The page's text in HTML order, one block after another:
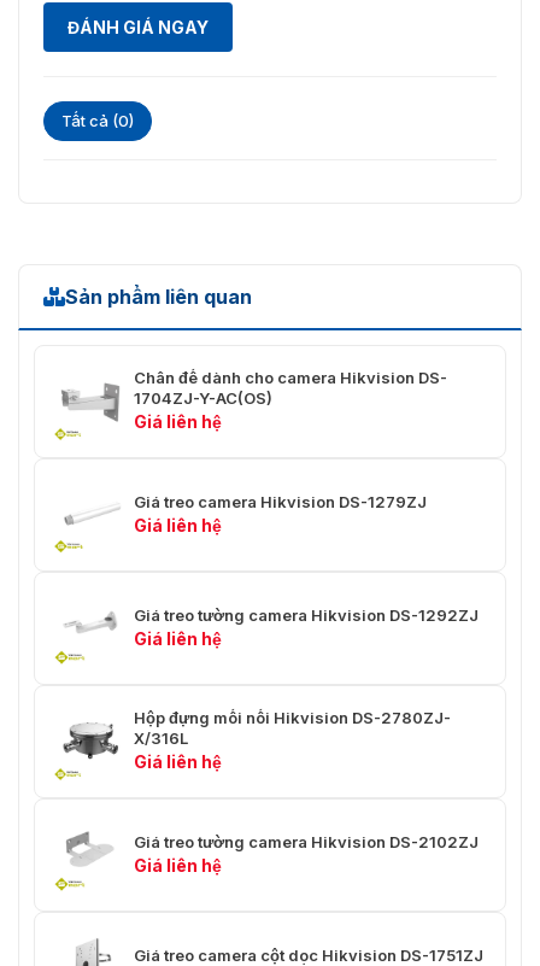
ĐÁNH GIÁ NGAY
Tất cả (0)
Sản phẩm liên quan
Chân đế dành cho camera Hikvision DS-
1704ZJ-Y-AC(OS)
Giá liên hệ
Giá treo camera Hikvision DS-1279ZJ
Giá liên hệ
Giá treo tường camera Hikvision DS-1292ZJ
Giá liên hệ
Hộp đựng mối nối Hikvision DS-2780ZJ-
X/316L
Giá liên hệ
Giá treo tường camera Hikvision DS-2102ZJ
Giá liên hệ
Giá treo camera cột dọc Hikvision DS-1751ZJ